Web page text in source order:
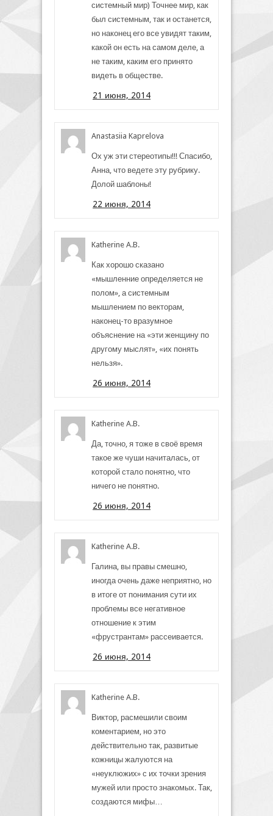
системный мир) Точнее мир, как
был системным, так и останется,
но наконец его все увидят таким,
какой он есть на самом деле, а
не таким, каким его принято
видеть в обществе.
21 июня, 2014
Anastasiia Kaprelova
Ох уж эти стереотипы!!! Спасибо,
Анна, что ведете эту рубрику.
Долой шаблоны!
22 июня, 2014
Katherine A.B.
Как хорошо сказано
«мышленние определяется не
полом», а системным
мышлением по векторам,
наконец-то вразумное
объяснение на «эти женщину по
другому мыслят», «их понять
нельзя».
26 июня, 2014
Katherine A.B.
Да, точно, я тоже в своё время
такое же чуши начиталась, от
которой стало понятно, что
ничего не понятно.
26 июня, 2014
Katherine A.B.
Галина, вы правы смешно,
иногда очень даже неприятно, но
в итоге от понимания сути их
проблемы все негативное
отношение к этим
«фрустрантам» рассеивается.
26 июня, 2014
Katherine A.B.
Виктор, расмешили своим
коментарием, но это
действительно так, развитые
кожницы жалуются на
«неуклюжих» с их точки зрения
мужей или просто знакомых. Так,
создаются мифы…